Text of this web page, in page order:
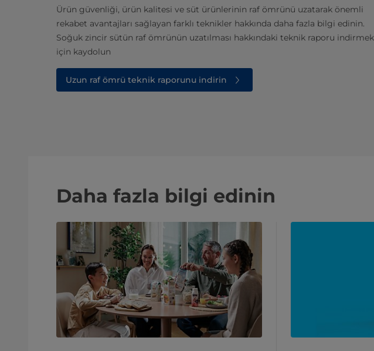
Ürün güvenliği, ürün kalitesi ve süt ürünlerinin raf ömrünü uzatarak önemli
rekabet avantajları sağlayan farklı teknikler hakkında daha fazla bilgi edinin.
Soğuk zincir sütün raf ömrünün uzatılması hakkındaki teknik raporu indirmek
için kaydolun
Uzun raf ömrü teknik raporunu indirin
Daha fazla bilgi edinin